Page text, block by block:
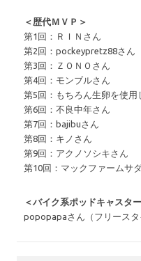
＜歴代ＭＶＰ＞
第1回：ＲＩＮさん
第2回：pockeypretz88さん
第3回：ＺＯＮＯさん
第4回：モンブルさん
第5回：もちろん生卵を使用
第6回：不良中年さん
第7回：bajibuさん
第8回：キノさん
第9回：アクノソシキさん
第10回：マックファームサ
＜バイク系ポッドキャスタ
popopapaさん（フリースタ